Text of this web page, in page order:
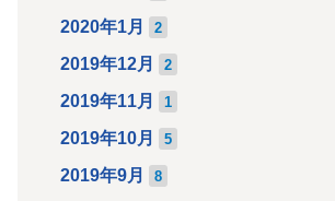
2020年1月 2
2019年12月 2
2019年11月 1
2019年10月 5
2019年9月 8